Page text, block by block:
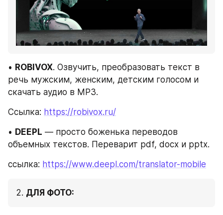
• ROBIVOX. Озвучить, преобразовать текст в
речь мужским, женским, детским голосом и
скачать аудио в МP3.
Ссылка: https://robivox.ru/
• DEEPL — просто боженька переводов
объемных текстов. Переварит pdf, docx и pptx.
ссылка: https://www.deepl.com/translator-mobile
2. ДЛЯ ФОТО: